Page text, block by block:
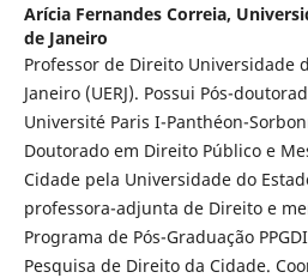
Arícia Fernandes Correia,
de Janeiro
Professor de Direito Universidade
Janeiro (UERJ). Possui Pós-
Université Paris I-Panthéon-
Doutorado em Direito Público e
Cidade pela Universidade do
professora-adjunta de Direito e
Programa de Pós-Graduação
Pesquisa de Direito da Cidade.